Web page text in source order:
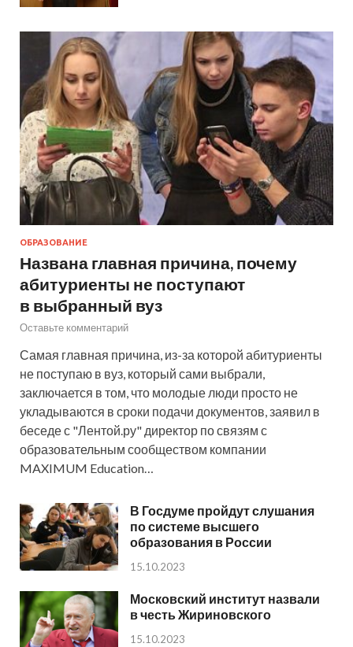
ОБРАЗОВАНИЕ
Названа главная причина, почему
абитуриенты не поступают
в выбранный вуз
Оставьте комментарий
Самая главная причина, из-за которой абитуриенты
не поступаю в вуз, который сами выбрали,
заключается в том, что молодые люди просто не
укладываются в сроки подачи документов, заявил в
беседе с "Лентой.ру" директор по связям с
образовательным сообществом компании
MAXIMUM Education…
В Госдуме пройдут слушания
по системе высшего
образования в России
15.10.2023
Московский институт назвали
в честь Жириновского
15.10.2023